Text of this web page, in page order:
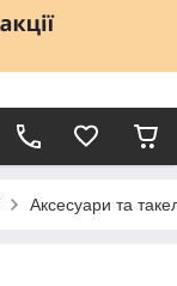
Аксесуари та